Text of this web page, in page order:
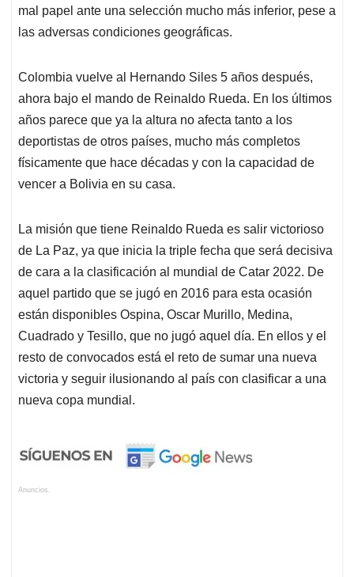
mal papel ante una selección mucho más inferior, pese a
las adversas condiciones geográficas.
Colombia vuelve al Hernando Siles 5 años después,
ahora bajo el mando de Reinaldo Rueda. En los últimos
años parece que ya la altura no afecta tanto a los
deportistas de otros países, mucho más completos
físicamente que hace décadas y con la capacidad de
vencer a Bolivia en su casa.
La misión que tiene Reinaldo Rueda es salir victorioso
de La Paz, ya que inicia la triple fecha que será decisiva
de cara a la clasificación al mundial de Catar 2022. De
aquel partido que se jugó en 2016 para esta ocasión
están disponibles Ospina, Oscar Murillo, Medina,
Cuadrado y Tesillo, que no jugó aquel día. En ellos y el
resto de convocados está el reto de sumar una nueva
victoria y seguir ilusionando al país con clasificar a una
nueva copa mundial.
Anuncios.